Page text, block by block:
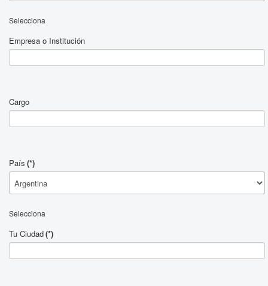
Selecciona
Empresa o Institución
Cargo
País (*)
Selecciona
Tu Ciudad(*)